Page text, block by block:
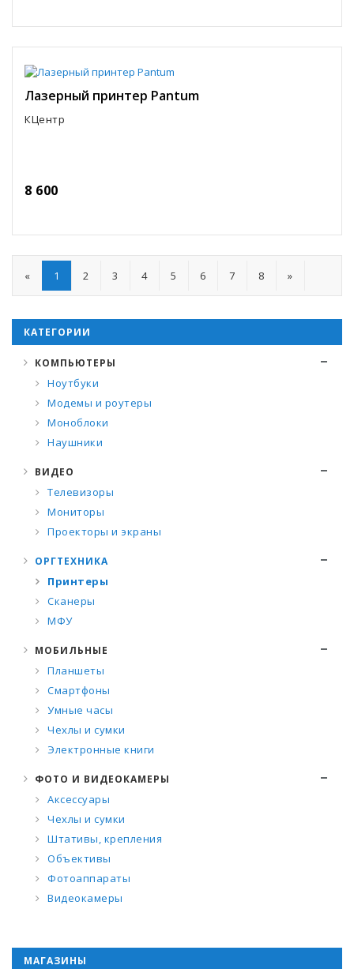
Лазерный принтер Pantum
КЦентр
8 600
« 1 2 3 4 5 6 7 8 »
КАТЕГОРИИ
КОМПЬЮТЕРЫ
Ноутбуки
Модемы и роутеры
Моноблоки
Наушники
ВИДЕО
Телевизоры
Мониторы
Проекторы и экраны
ОРГТЕХНИКА
Принтеры
Сканеры
МФУ
МОБИЛЬНЫЕ
Планшеты
Смартфоны
Умные часы
Чехлы и сумки
Электронные книги
ФОТО И ВИДЕОКАМЕРЫ
Аксессуары
Чехлы и сумки
Штативы, крепления
Объективы
Фотоаппараты
Видеокамеры
МАГАЗИНЫ